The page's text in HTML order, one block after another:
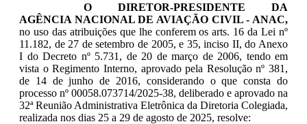
O DIRETOR-PRESIDENTE DA
AGÊNCIA NACIONAL DE AVIAÇÃO CIVIL - ANAC,
no uso das atribuições que lhe conferem os arts. 16 da Lei nº
11.182, de 27 de setembro de 2005, e 35, inciso II, do Anexo
I do Decreto nº 5.731, de 20 de março de 2006, tendo em
vista o Regimento Interno, aprovado pela Resolução nº 381,
de 14 de junho de 2016, considerando o que consta do
processo nº 00058.073714/2025-38, deliberado e aprovado na
32ª Reunião Administrativa Eletrônica da Diretoria Colegiada,
realizada nos dias 25 a 29 de agosto de 2025, resolve: